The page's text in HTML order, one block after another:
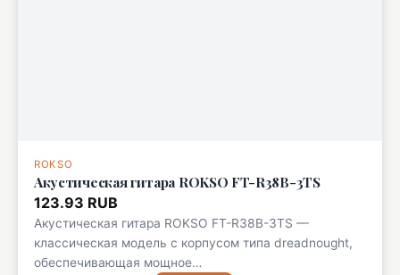
ROKSO
Акустическая гитара ROKSO FT-R38B-3TS
123.93 RUB
Акустическая гитара ROKSO FT-R38B-3TS —
классическая модель с корпусом типа dreadnought,
обеспечивающая мощное…